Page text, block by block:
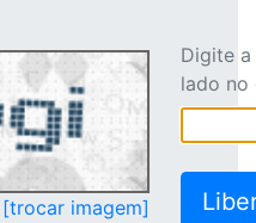
[trocar imagem]
Digite
lado no